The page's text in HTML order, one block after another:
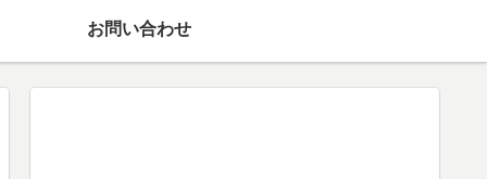
お問い合わせ